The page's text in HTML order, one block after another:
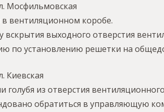
Мосфильмовская
вентиляционном коробе.
вскрытия выходного отверстия
по установлению решетки на
Киевская
голубя из отверстия
обратиться в управляющую